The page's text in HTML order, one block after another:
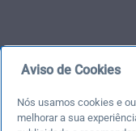
Aviso de Cookies
Nós usamos cookies e
melhorar a sua